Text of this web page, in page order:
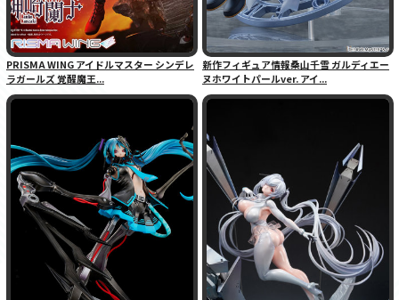
PRISMA WING アイドルマスター シンデレ
ラガールズ 覚醒魔王...
新作フィギュア情報桑山千雪 ガルディエー
ヌホワイトパールver. アイ...